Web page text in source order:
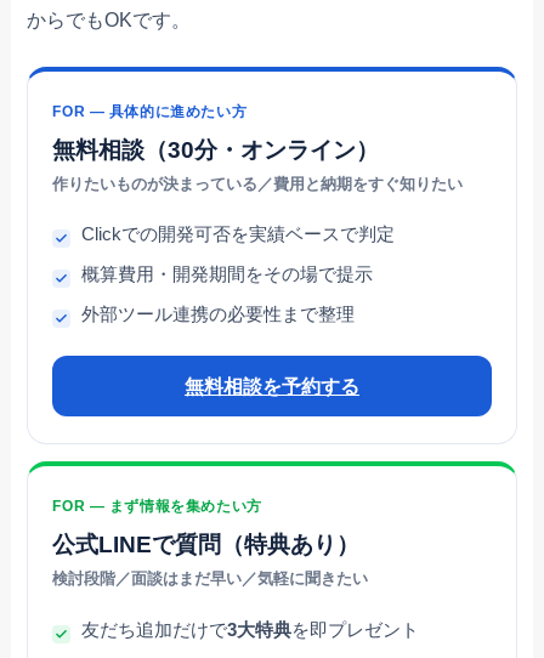
からでもOKです。
FOR — 具体的に進めたい方
無料相談（30分・オンライン）
作りたいものが決まっている／費用と納期をすぐ知りたい
Clickでの開発可否を実績ベースで判定
概算費用・開発期間をその場で提示
外部ツール連携の必要性まで整理
無料相談を予約する
FOR — まず情報を集めたい方
公式LINEで質問（特典あり）
検討段階／面談はまだ早い／気軽に聞きたい
友だち追加だけで3大特典を即プレゼント